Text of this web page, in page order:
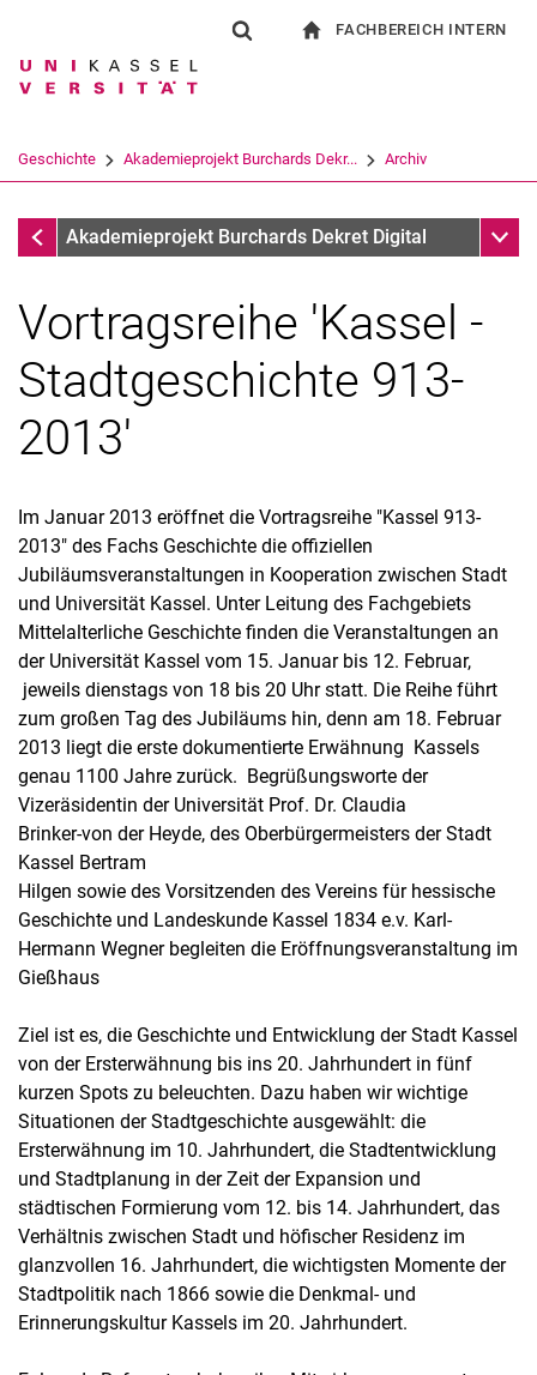
Springe direkt zu: Inhalt
Springe direkt zu: Suche
Springe direkt zu:
Suchbegriff
Suchen (öffnet externen Link in einem
FACHBEREICH INTERN
Geschichte Akademieprojekt Burchards Dekr... Archiv
ArchivAkademieprojekt Burchards Dekret Digital
Vortragsreihe 'Kassel -
Stadtgeschichte 913-
2013'
Im Januar 2013 eröffnet die Vortragsreihe "Kassel 913-
2013" des Fachs Geschichte die offiziellen
Jubiläumsveranstaltungen in Kooperation zwischen Stadt
und Universität Kassel. Unter Leitung des Fachgebiets
Mittelalterliche Geschichte finden die Veranstaltungen an
der Universität Kassel vom 15. Januar bis 12. Februar,
jeweils dienstags von 18 bis 20 Uhr statt. Die Reihe führt
zum großen Tag des Jubiläums hin, denn am 18. Februar
2013 liegt die erste dokumentierte Erwähnung Kassels
genau 1100 Jahre zurück. Begrüßungsworte der
Vizeräsidentin der Universität Prof. Dr. Claudia
Brinker-von der Heyde, des Oberbürgermeisters der Stadt
Kassel Bertram
Hilgen sowie des Vorsitzenden des Vereins für hessische
Geschichte und Landeskunde Kassel 1834 e.v. Karl-
Hermann Wegner begleiten die Eröffnungsveranstaltung im
Gießhaus
Ziel ist es, die Geschichte und Entwicklung der Stadt Kassel
von der Ersterwähnung bis ins 20. Jahrhundert in fünf
kurzen Spots zu beleuchten. Dazu haben wir wichtige
Situationen der Stadtgeschichte ausgewählt: die
Ersterwähnung im 10. Jahrhundert, die Stadtentwicklung
und Stadtplanung in der Zeit der Expansion und
städtischen Formierung vom 12. bis 14. Jahrhundert, das
Verhältnis zwischen Stadt und höfischer Residenz im
glanzvollen 16. Jahrhundert, die wichtigsten Momente der
Stadtpolitik nach 1866 sowie die Denkmal- und
Erinnerungskultur Kassels im 20. Jahrhundert.